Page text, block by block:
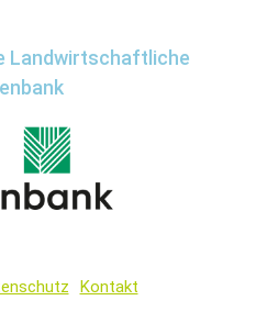
Landwirtschaftliche
Kontakt